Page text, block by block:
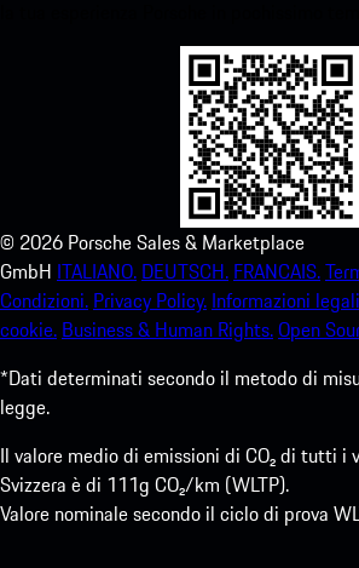
© 2026 Porsche Sales & Marketplace
GmbH ITALIANO. DEUTSCH. FRANCAIS.
Condizioni. Privacy Policy. Informazioni
cookie. Business & Human Rights.Open
*Dati determinati secondo il metodo di
legge.
Il valore medio di emissioni di CO₂ di tutti i
Svizzera è di 111g CO₂/km (WLTP).
Valore nominale secondo il ciclo di prova